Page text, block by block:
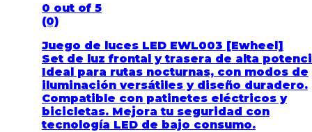
0 out of 5
(0)
Juego de luces LED EWL003 [Ewheel]
Set de luz frontal y trasera de alta
Ideal para rutas nocturnas, con modos de
iluminación versátiles y diseño duradero.
Compatible con patinetes eléctricos y
bicicletas. Mejora tu seguridad con
tecnología LED de bajo consumo.